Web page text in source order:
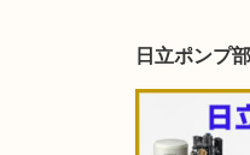
日立ポンプ